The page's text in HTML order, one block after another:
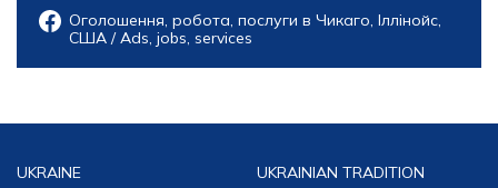
Оголошення, робота, послуги в Чикаго, Іллінойс,
США / Ads, jobs, services
UKRAINE
UKRAINIAN TRADITION